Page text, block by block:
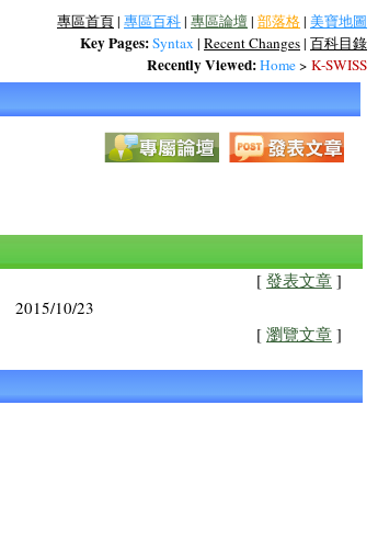
專區首頁| 專區百科| 專區論壇| 部落格| 美寶地圖
Key Pages:Syntax | Recent Changes| 百科目錄
Recently Viewed:Home> K-SWISS
[ 發表文章 ]
2015/10/23
[ 瀏覽文章 ]